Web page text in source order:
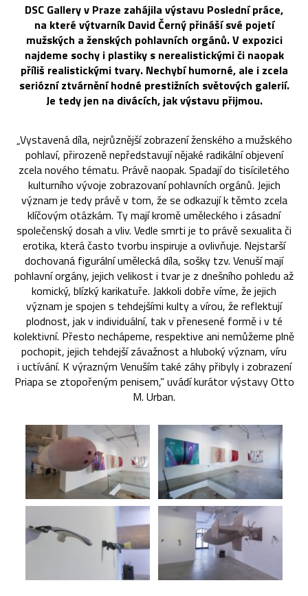
DSC Gallery v Praze zahájila výstavu Poslední práce,
na které výtvarník David Černý přináší své pojetí
mužských a ženských pohlavních orgánů. V expozici
najdeme sochy i plastiky s nerealistickými či naopak
příliš realistickými tvary. Nechybí humorné, ale i zcela
seriózní ztvárnění hodné prestižních světových galerií.
Je tedy jen na divácích, jak výstavu přijmou.
„Vystavená díla, nejrůznější zobrazení ženského a mužského
pohlaví, přirozeně nepředstavují nějaké radikální objevení
zcela nového tématu. Právě naopak. Spadají do tisíciletého
kulturního vývoje zobrazovaní pohlavních orgánů. Jejich
význam je tedy právě v tom, že se odkazují k těmto zcela
klíčovým otázkám. Ty mají kromě uměleckého i zásadní
společenský dosah a vliv. Vedle smrti je to právě sexualita či
erotika, která často tvorbu inspiruje a ovlivňuje. Nejstarší
dochovaná figurální umělecká díla, sošky tzv. Venuší mají
pohlavní orgány, jejich velikost i tvar je z dnešního pohledu až
komický, blízký karikatuře. Jakkoli dobře víme, že jejich
význam je spojen s tehdejšími kulty a vírou, že reflektují
plodnost, jak v individuální, tak v přenesené formě i v té
kolektivní. Přesto nechápeme, respektive ani nemůžeme plně
pochopit, jejich tehdejší závažnost a hluboký význam, víru
i uctívání. K výrazným Venuším také záhy přibyly i zobrazení
Priapa se ztopořeným penisem,” uvádí kurátor výstavy Otto
M. Urban.